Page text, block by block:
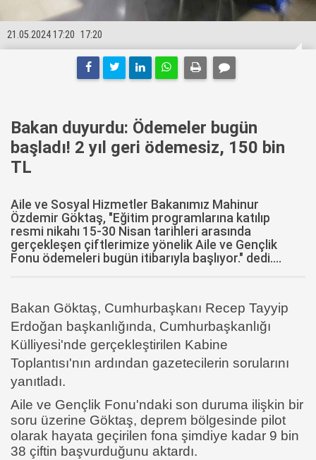
17:20
21.05.2024 17:20
Bakan duyurdu: Ödemeler bugün
başladı! 2 yıl geri ödemesiz, 150 bin
TL
Aile ve Sosyal Hizmetler Bakanımız Mahinur
Özdemir Göktaş, "Eğitim programlarına katılıp
resmi nikahı 15-30 Nisan tarihleri arasında
gerçekleşen çiftlerimize yönelik Aile ve Gençlik
Fonu ödemeleri bugün itibarıyla başlıyor." dedi....
Bakan Göktaş, Cumhurbaşkanı Recep Tayyip
Erdoğan başkanlığında, Cumhurbaşkanlığı
Külliyesi'nde gerçekleştirilen Kabine
Toplantısı'nın ardından gazetecilerin sorularını
yanıtladı.
Aile ve Gençlik Fonu'ndaki son duruma ilişkin bir
soru üzerine Göktaş, deprem bölgesinde pilot
olarak hayata geçirilen fona şimdiye kadar 9 bin
38 çiftin başvurduğunu aktardı.